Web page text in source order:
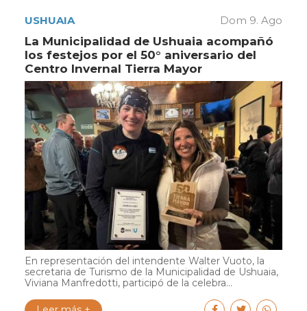
USHUAIA Dom 9. Ago
La Municipalidad de Ushuaia acompañó
los festejos por el 50° aniversario del
Centro Invernal Tierra Mayor
En representación del intendente Walter Vuoto, la
secretaria de Turismo de la Municipalidad de Ushuaia,
Viviana Manfredotti, participó de la celebra...